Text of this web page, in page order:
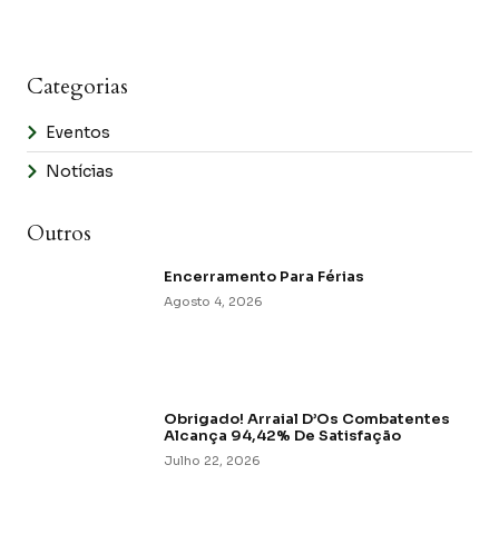
Categorias
Eventos
Notícias
Outros
Encerramento Para Férias
Agosto 4, 2026
Obrigado! Arraial D’Os Combatentes
Alcança 94,42% De Satisfação
Julho 22, 2026